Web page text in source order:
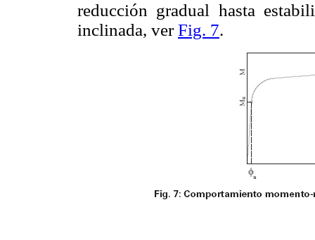
reducción gradual hasta
inclinada, verFig. 7.